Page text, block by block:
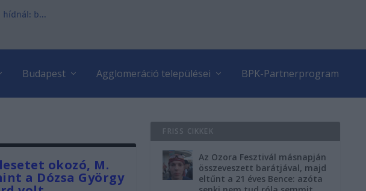
b...
Budapest Agglomeráció települései BPK-Partnerprogram
okozó, M.
a Dózsa György
FRISS CIKKEK
Az Ozora Fesztivál másnapján
összeveszett barátjával, majd
eltűnt a 21 éves Bence: azóta